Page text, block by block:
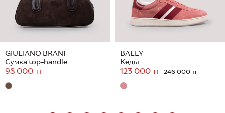
GIULIANO BRANI
Сумка top-handle
98 000 тг
BALLY
Кеды
123 000 тг 246 000 тг